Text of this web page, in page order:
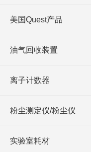
美国Quest产品
油气回收装置
离子计数器
粉尘测定仪/粉尘仪
实验室耗材